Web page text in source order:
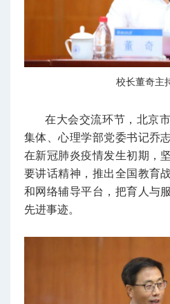
校长董奇主
在大会交流环节，北京
集体、心理学部党委书记乔
在新冠肺炎疫情发生初期，
要讲话精神，推出全国教育
和网络辅导平台，把育人与
先进事迹。